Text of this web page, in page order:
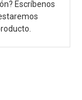
Escríbenos